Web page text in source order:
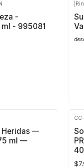
-
ml - 995081
Heridas —
ml —